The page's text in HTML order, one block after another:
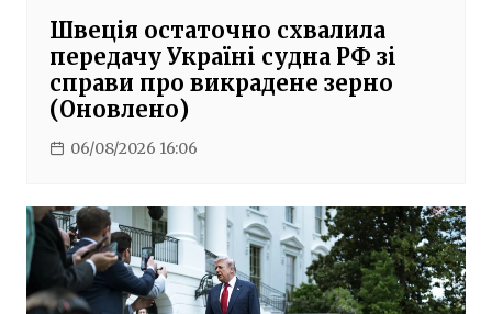
Швеція остаточно схвалила
передачу Україні судна РФ зі
справи про викрадене зерно
(Оновлено)
06/08/2026 16:06